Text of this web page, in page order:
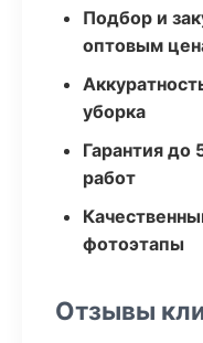
Подбор и
оптовым
уборка
Гарантия до
работ
фотоэтапы
Отзывы